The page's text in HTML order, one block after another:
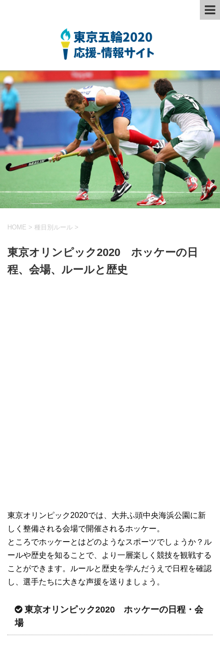
HOME > 種目別ルール >
東京オリンピック2020 ホッケーの日
程、会場、ルールと歴史
東京オリンピック2020では、大井ふ頭中央海浜公園に新
しく整備される会場で開催されるホッケー。
ところでホッケーとはどのようなスポーツでしょうか？ル
ールや歴史を知ることで、より一層楽しく競技を観戦する
ことができます。ルールと歴史を学んだうえで日程を確認
し、選手たちに大きな声援を送りましょう。
東京オリンピック2020 ホッケーの日程・会
場